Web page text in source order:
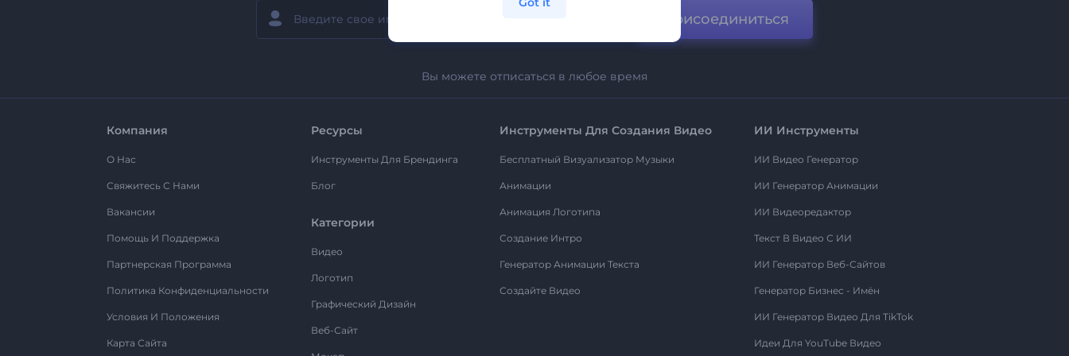
Присоединиться
Вы можете отписаться в любое время
Компания
О Нас
Свяжитесь С Нами
Вакансии
Помощь И Поддержка
Партнерская Программа
Политика Конфиденциальности
Условия И Положения
Карта Сайта
Ресурсы
Инструменты Для Брендинга
Блог
Категории
Видео
Логотип
Графический Дизайн
Веб-Сайт
Инструменты Для Создания Видео
Бесплатный Визуализатор Музыки
Анимации
Анимация Логотипа
Создание Интро
Генератор Анимации Текста
Создайте Видео
ИИ Инструменты
ИИ Видео Генератор
ИИ Генератор Анимации
ИИ Видеоредактор
Текст В Видео С ИИ
ИИ Генератор Веб-Сайтов
Генератор Бизнес - Имён
ИИ Генератор Видео Для TikTok
Идеи Для YouTube Видео